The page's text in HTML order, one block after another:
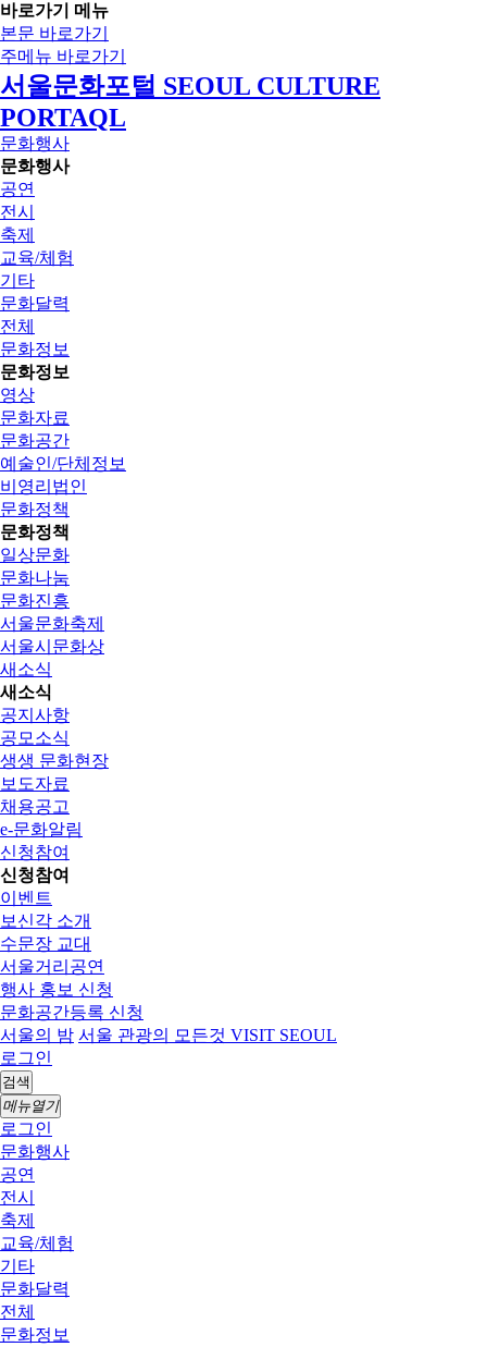
바로가기 메뉴
본문 바로가기
주메뉴 바로가기
서울문화포털 SEOUL CULTURE
PORTAQL
문화행사
문화행사
공연
전시
축제
교육/체험
기타
문화달력
전체
문화정보
문화정보
영상
문화자료
문화공간
예술인/단체정보
비영리법인
문화정책
문화정책
일상문화
문화나눔
문화진흥
서울문화축제
서울시문화상
새소식
새소식
공지사항
공모소식
생생 문화현장
보도자료
채용공고
e-문화알림
신청참여
신청참여
이벤트
보신각 소개
수문장 교대
서울거리공연
행사 홍보 신청
문화공간등록 신청
서울의 밤 서울 관광의 모든것 VISIT SEOUL
로그인
검색
메뉴열기
로그인
문화행사
공연
전시
축제
교육/체험
기타
문화달력
전체
문화정보